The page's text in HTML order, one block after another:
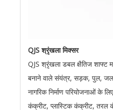
QJS श्रृंखला मिक्सर
QJS श्रृंखला डबल क्षैतिज शाफ्ट
बनाने वाले संयंत्र, सड़क, पुल, जल
नागरिक निर्माण परियोजनाओं के
कंक्रीट, प्लास्टिक कंक्रीट,